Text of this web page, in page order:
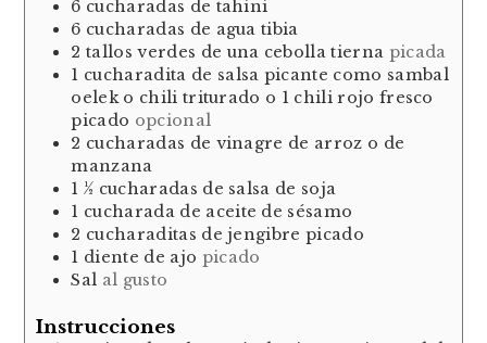
6 cucharadas de tahini
6 cucharadas de agua tibia
2 tallos verdes de una cebolla tierna picada
1 cucharadita de salsa picante como sambal
oelek o chili triturado o 1 chili rojo fresco
picado opcional
2 cucharadas de vinagre de arroz o de
manzana
1 ½ cucharadas de salsa de soja
1 cucharada de aceite de sésamo
2 cucharaditas de jengibre picado
1 diente de ajo picado
Sal al gusto
Instrucciones